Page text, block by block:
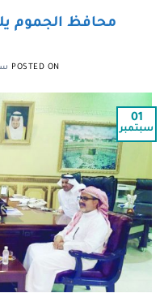
محافظ الجموم
POSTED ON
01
سبتمبر